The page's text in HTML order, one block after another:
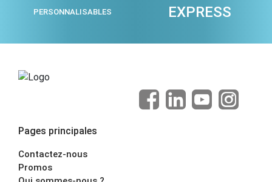
PERSONNALISABLES EXPRESS
Pages principales
Contactez-nous
Promos